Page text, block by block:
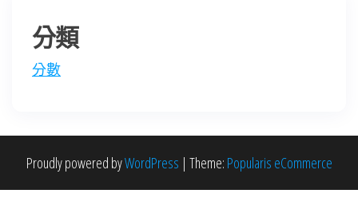
分類
分數
Proudly powered byWordPress | Theme: Popularis eCommerce